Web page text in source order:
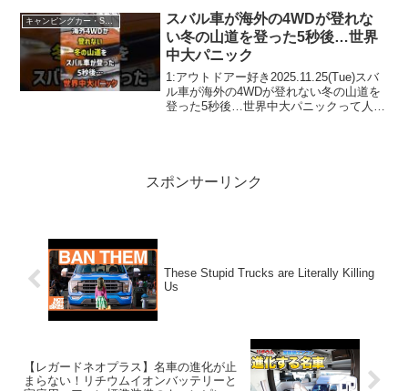
スバル車が海外の4WDが登れな
い冬の山道を登った5秒後…世界
中大パニック
1:アウトドアー好き2025.11.25(Tue)スバ
ル車が海外の4WDが登れない冬の山道を
登った5秒後…世界中大パニックって人気
スポンサーリンク
These Stupid Trucks are Literally Killing
Us
【レガードネオプラス】名車の進化が止
まらない！リチウムイオンバッテリーと